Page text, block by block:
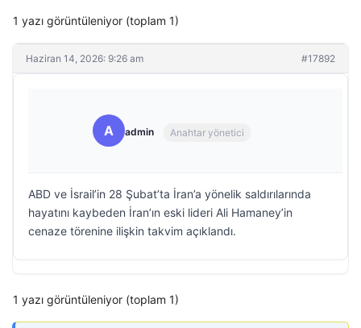
1 yazı görüntüleniyor (toplam 1)
Haziran 14, 2026: 9:26 am #17892
A admin Anahtar yönetici
ABD ve İsrail’in 28 Şubat’ta İran’a yönelik saldırılarında
hayatını kaybeden İran’ın eski lideri Ali Hamaney’in
cenaze törenine ilişkin takvim açıklandı.
1 yazı görüntüleniyor (toplam 1)